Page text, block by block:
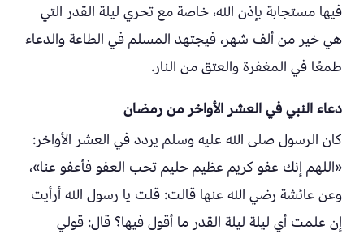
فيها مستجابة بإذن الله، خاصة مع تحري ليلة القدر التي
هي خير من ألف شهر، فيجتهد المسلم في الطاعة والدعاء
طمعًا في المغفرة والعتق من النار.
دعاء النبي في العشر الأواخر من رمضان
كان الرسول صلى الله عليه وسلم يردد في العشر الأواخر:
«اللهم إنك عفو كريم عظيم حليم تحب العفو فأعفو عنا»،
وعن عائشة رضي الله عنها قالت: قلت يا رسول الله أرأيت
إن علمت أي ليلة ليلة القدر ما أقول فيها؟ قال: قولي